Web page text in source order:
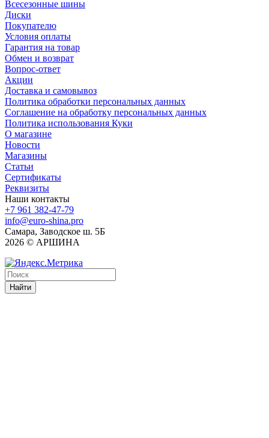
Всесезонные шины
Диски
Покупателю
Условия оплаты
Гарантия на товар
Обмен и возврат
Вопрос-ответ
Акции
Доставка и самовывоз
Политика обработки персональных данных
Соглашение на обработку персональных данных
Политика использования Куки
О магазине
Новости
Магазины
Статьи
Сертификаты
Реквизиты
Наши контакты
+7 961 382-47-79
info@euro-shina.pro
Самара, Заводское ш. 5Б
2026 © АРШИНА
Найти